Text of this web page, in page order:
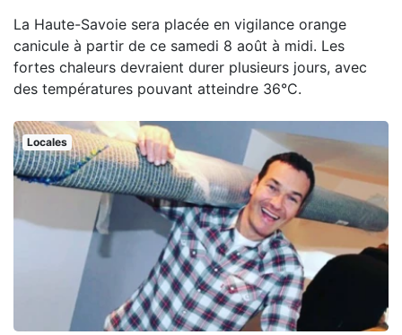
La Haute-Savoie sera placée en vigilance orange
canicule à partir de ce samedi 8 août à midi. Les
fortes chaleurs devraient durer plusieurs jours, avec
des températures pouvant atteindre 36°C.
Locales